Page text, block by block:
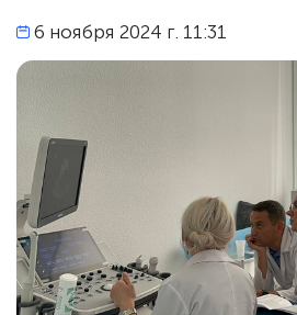
6 ноября 2024 г. 11:31